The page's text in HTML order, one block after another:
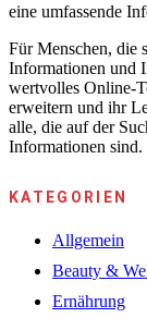
eine umfassende
Für Menschen, die
Informationen und
wertvolles Online-
erweitern und ihr
alle, die auf der
Informationen sind.
KATEGORIEN
Allgemein
Beauty &
Ernährung